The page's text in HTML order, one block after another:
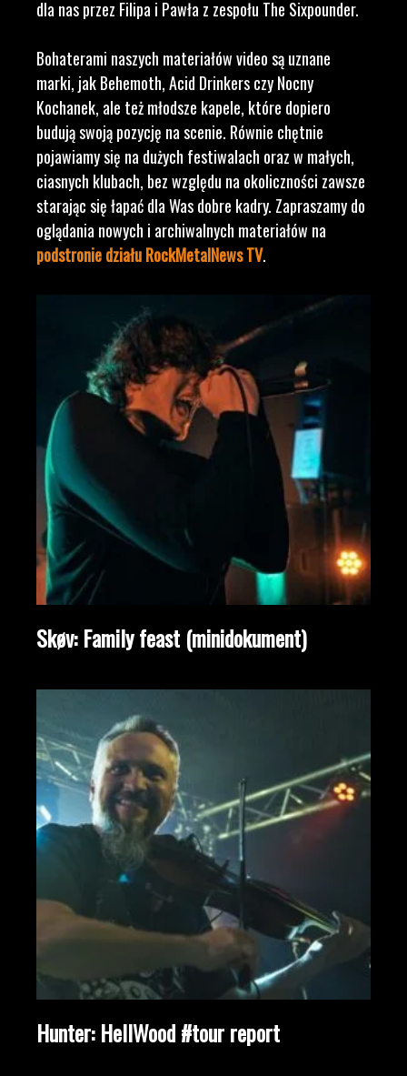
dla nas przez Filipa i Pawła z zespołu The Sixpounder.
Bohaterami naszych materiałów video są uznane
marki, jak Behemoth, Acid Drinkers czy Nocny
Kochanek, ale też młodsze kapele, które dopiero
budują swoją pozycję na scenie. Równie chętnie
pojawiamy się na dużych festiwalach oraz w małych,
ciasnych klubach, bez względu na okoliczności zawsze
starając się łapać dla Was dobre kadry. Zapraszamy do
oglądania nowych i archiwalnych materiałów na
podstronie działu RockMetalNews TV.
Skøv: Family feast (minidokument)
Hunter: HellWood #tour report